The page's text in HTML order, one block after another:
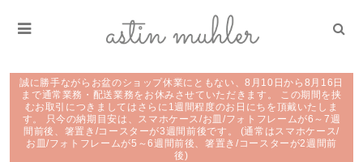
誠に勝手ながらお盆のショップ休業にともない、8月10日から8月16日
まで通常業務・配送業務をお休みさせていただきます。 この期間を挟
むお取引につきましてはさらに1週間程度のお日にちを頂戴いたしま
す。 只今の納期目安は、スマホケース/お皿/フォトフレームが6～7週
間前後、箸置き/コースターが3週間前後です。 (通常はスマホケース/
お皿/フォトフレームが5～6週間前後、箸置き/コースターが2週間前
後)